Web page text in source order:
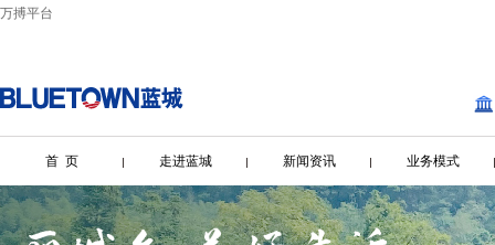
万搏平台
首 页 走进蓝城 新闻资讯 业务模式